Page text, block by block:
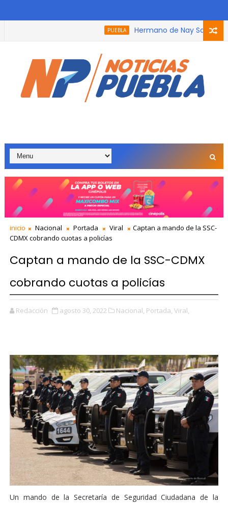
PUEBLA
Hermano de Nay Salvatori
inicio Nacional Portada Viral
Captan a mando de la SSC-
CDMX cobrando cuotas a policías
Captan a mando de la SSC-CDMX
cobrando cuotas a policías
Redacción agosto 30, 2022 Nacional, Portada, Viral,
Un mando de la Secretaría de Seguridad Ciudadana de la